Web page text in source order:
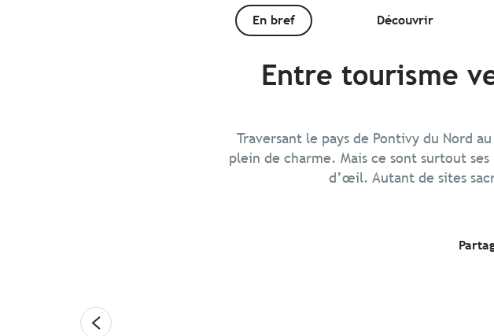
En bref Découvrir
Entre tourisme
Traversant le pays de Pontivy du Nord
plein de charme. Mais ce sont surtout
d’œil. Autant de sites